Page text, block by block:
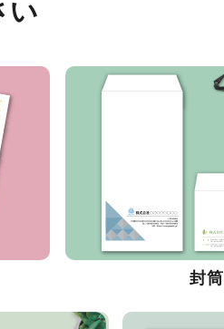
い
封筒